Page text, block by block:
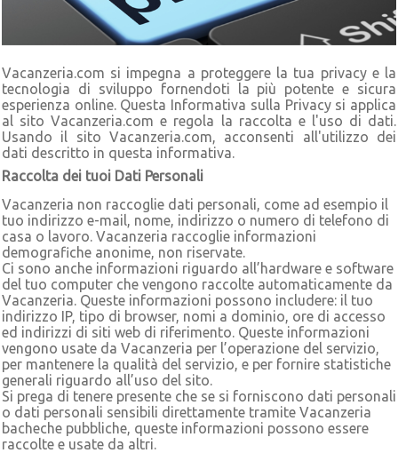
Vacanzeria.com si impegna a proteggere la tua privacy e la
tecnologia di sviluppo fornendoti la più potente e sicura
esperienza online. Questa Informativa sulla Privacy si applica
al sito Vacanzeria.com e regola la raccolta e l'uso di dati.
Usando il sito Vacanzeria.com, acconsenti all'utilizzo dei
dati descritto in questa informativa.
Raccolta dei tuoi Dati Personali
Vacanzeria non raccoglie dati personali, come ad esempio il
tuo indirizzo e-mail, nome, indirizzo o numero di telefono di
casa o lavoro. Vacanzeria raccoglie informazioni
demografiche anonime, non riservate.
Ci sono anche informazioni riguardo all’hardware e software
del tuo computer che vengono raccolte automaticamente da
Vacanzeria. Queste informazioni possono includere: il tuo
indirizzo IP, tipo di browser, nomi a dominio, ore di accesso
ed indirizzi di siti web di riferimento. Queste informazioni
vengono usate da Vacanzeria per l’operazione del servizio,
per mantenere la qualità del servizio, e per fornire statistiche
generali riguardo all’uso del sito.
Si prega di tenere presente che se si forniscono dati personali
o dati personali sensibili direttamente tramite Vacanzeria
bacheche pubbliche, queste informazioni possono essere
raccolte e usate da altri.